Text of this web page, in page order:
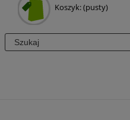
Koszyk:(pusty)